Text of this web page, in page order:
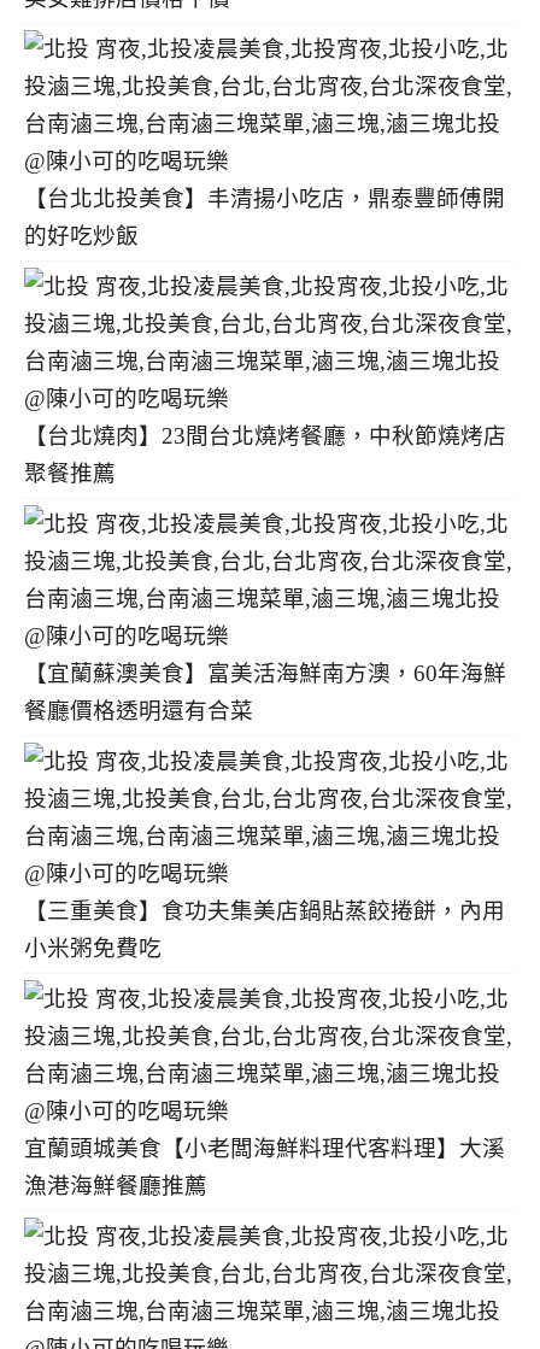
【台北北投美食】丰清揚小吃店，鼎泰豐師傅開
的好吃炒飯
【台北燒肉】23間台北燒烤餐廳，中秋節燒烤店
聚餐推薦
【宜蘭蘇澳美食】富美活海鮮南方澳，60年海鮮
餐廳價格透明還有合菜
【三重美食】食功夫集美店鍋貼蒸餃捲餅，內用
小米粥免費吃
宜蘭頭城美食【小老闆海鮮料理代客料理】大溪
漁港海鮮餐廳推薦